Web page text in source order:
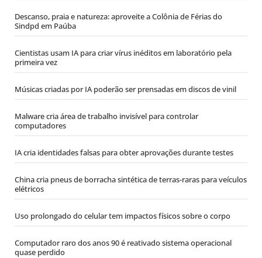
Descanso, praia e natureza: aproveite a Colônia de Férias do
Sindpd em Paúba
Cientistas usam IA para criar vírus inéditos em laboratório pela
primeira vez
Músicas criadas por IA poderão ser prensadas em discos de vinil
Malware cria área de trabalho invisível para controlar
computadores
IA cria identidades falsas para obter aprovações durante testes
China cria pneus de borracha sintética de terras-raras para veículos
elétricos
Uso prolongado do celular tem impactos físicos sobre o corpo
Computador raro dos anos 90 é reativado sistema operacional
quase perdido